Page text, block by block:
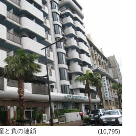
と負の連鎖 (10,795)